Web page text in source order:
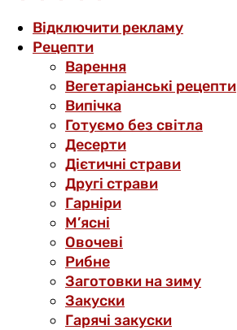
Відключити рекламу
Рецепти
Варення
Вегетаріанські рецепти
Випічка
Готуємо без світла
Десерти
Дієтичні страви
Другі страви
Гарніри
М’ясні
Овочеві
Рибне
Заготовки на зиму
Закуски
Гарячі закуски